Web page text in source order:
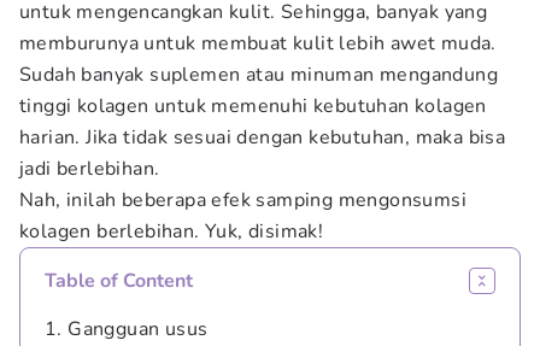
untuk mengencangkan kulit. Sehingga, banyak yang
memburunya untuk membuat kulit lebih awet muda.
Sudah banyak suplemen atau minuman mengandung
tinggi kolagen untuk memenuhi kebutuhan kolagen
harian. Jika tidak sesuai dengan kebutuhan, maka bisa
jadi berlebihan.
Nah, inilah beberapa efek samping mengonsumsi
kolagen berlebihan. Yuk, disimak!
Table of Content
1. Gangguan usus